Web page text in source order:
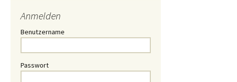
Anmelden
Benutzername
Passwort